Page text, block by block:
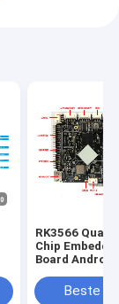
RK3566
Chip
Board Android
Interfaces
Prestaties
Beste